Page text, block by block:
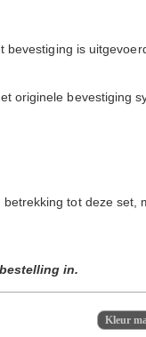
is
originele bevestiging
tot deze set,
in.
Kleur